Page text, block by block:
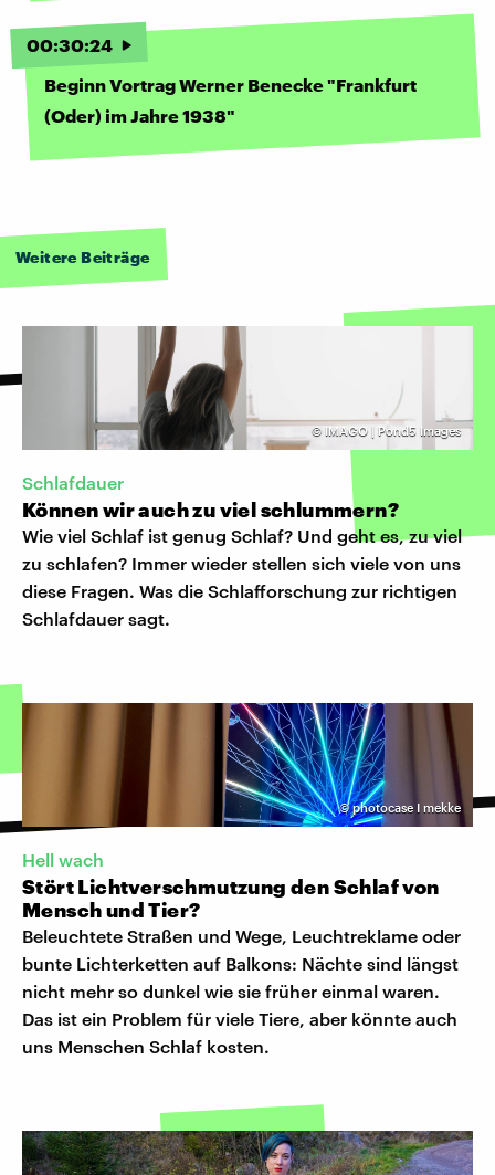
00:30:24
Beginn Vortrag Werner Benecke "Frankfurt
(Oder) im Jahre 1938"
Weitere Beiträge
© IMAGO | Pond5 Images
Schlafdauer
Können wir auch zu viel schlummern?
Wie viel Schlaf ist genug Schlaf? Und geht es, zu viel
zu schlafen? Immer wieder stellen sich viele von uns
diese Fragen. Was die Schlafforschung zur richtigen
Schlafdauer sagt.
©photocase I mekke
Hell wach
Stört Lichtverschmutzung den Schlaf von
Mensch und Tier?
Beleuchtete Straßen und Wege, Leuchtreklame oder
bunte Lichterketten auf Balkons: Nächte sind längst
nicht mehr so dunkel wie sie früher einmal waren.
Das ist ein Problem für viele Tiere, aber könnte auch
uns Menschen Schlaf kosten.